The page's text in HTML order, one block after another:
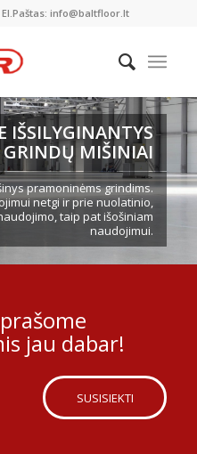
info@baltfloor.lt
IŠSILYGINANTYS
MIŠINIAI
pramoninėms grindims.
netgi ir prie nuolatinio,
taip pat išošiniam
naudojimui.
jau dabar!
SUSISIEKTI